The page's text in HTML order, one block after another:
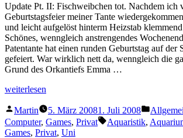
Update Pt. II: Fischweibchen tot. Nachdem ich
Geburtstagsfeier meiner Tante
und leicht aufgelöst hinterm Heizstab
Schönes, wenngleich anstrengendes
Patentante hat einen runden Geburtstag auf der
gefeiert. War wirklich nett da, wenngleich die
Grund des Orkantiefs Emma …
„Bwah“
weiterlesen
Veröffentlicht
von
Martin 5. März 20081. Juli 2008
unter
Computer, Games, Privat Schlagwörter:
Aquaristik,
Games, Privat, Uni